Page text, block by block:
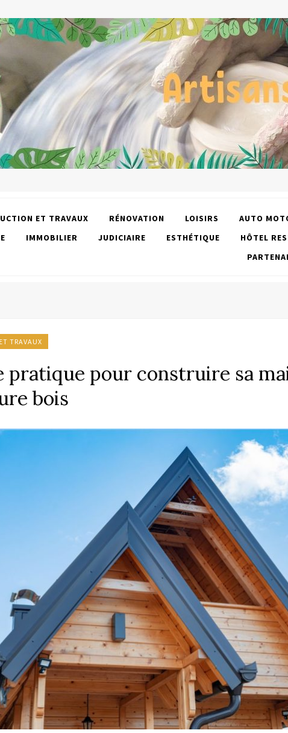
ET TRAVAUX RÉNOVATION LOISIRS AUTO
IMMOBILIER JUDICIAIRE ESTHÉTIQUE HÔTEL
TRAVAUX
pratique pour construire sa
bois